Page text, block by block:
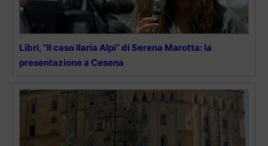
Libri, “Il caso Ilaria Alpi” di Serena Marotta: la
presentazione a Cesena